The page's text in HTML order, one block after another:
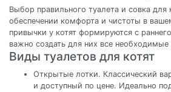
Выбор правильного туалета и совка для
обеспечении комфорта и чистоты в
привычки у котят формируются с
важно создать для них все необходимые
Виды туалетов для котят
Открытые лотки. Классический
и доступный по цене. Идеально